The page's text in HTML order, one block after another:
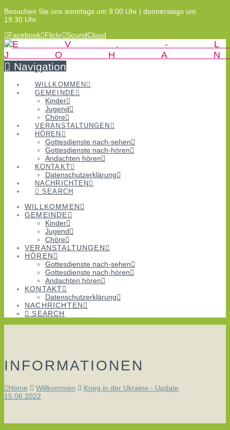
Besuchen Sie uns sonntags um 9.00 Uhr | donnerstags um
19.30 Uhr
Facebook Flickr SoundCloud
Navigation
WILLKOMMEN
GEMEINDE
Kinder
Jugend
Chöre
VERANSTALTUNGEN
HÖREN
Gottesdienste nach-sehen
Gottesdienste nach-hören
Andachten hören
KONTAKT
Datenschutzerklärung
NACHRICHTEN
SEARCH
WILLKOMMEN
GEMEINDE
Kinder
Jugend
Chöre
VERANSTALTUNGEN
HÖREN
Gottesdienste nach-sehen
Gottesdienste nach-hören
Andachten hören
KONTAKT
Datenschutzerklärung
NACHRICHTEN
SEARCH
INFORMATIONEN
Home Willkommen
Krieg in der Ukraine - Update
15.06.2022